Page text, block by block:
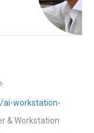
ai-workstation-
& Workstation